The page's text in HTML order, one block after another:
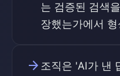
는 검증된 검색
장했는가에서
arrow_forward 조직은 'AI가 낸